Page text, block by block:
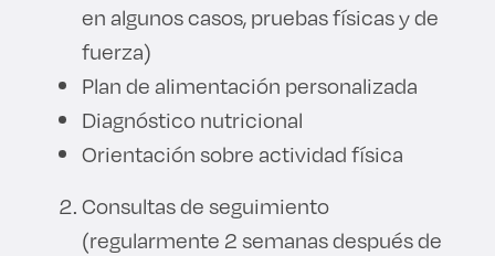
en algunos casos, pruebas físicas y de
fuerza)
Plan de alimentación personalizada
Diagnóstico nutricional
Orientación sobre actividad física
Consultas de seguimiento
(regularmente 2 semanas después de